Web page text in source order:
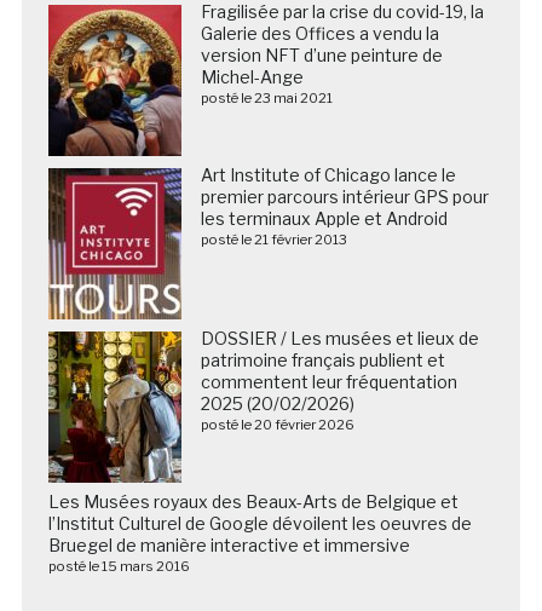
Fragilisée par la crise du covid-19, la
Galerie des Offices a vendu la
version NFT d’une peinture de
Michel-Ange
posté le 23 mai 2021
Art Institute of Chicago lance le
premier parcours intérieur GPS pour
les terminaux Apple et Android
posté le 21 février 2013
DOSSIER / Les musées et lieux de
patrimoine français publient et
commentent leur fréquentation
2025 (20/02/2026)
posté le 20 février 2026
Les Musées royaux des Beaux-Arts de Belgique et
l’Institut Culturel de Google dévoilent les oeuvres de
Bruegel de manière interactive et immersive
posté le 15 mars 2016